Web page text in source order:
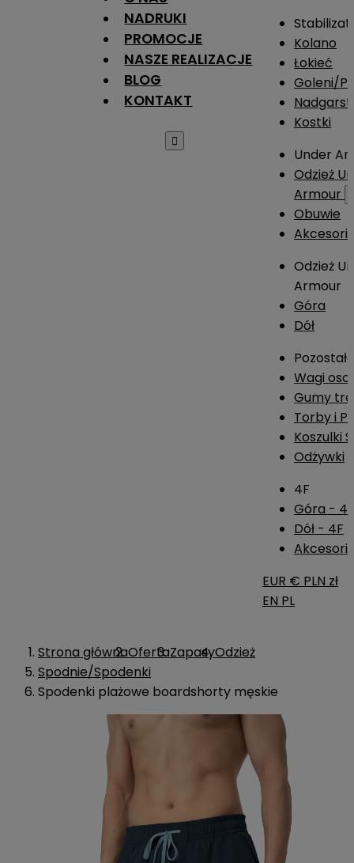
NADRUKI
PROMOCJE
NASZE REALIZACJE
BLOG
KONTAKT

Kolano
Łokieć
Goleni/
Kostki
Under
Odzież
Armour
Obuwie
Odzież
Armour
Góra
Dół
Wagi
Gumy
Torby i
Koszulki
Odżywki
4F
Góra -
Dół - 4F
EUR € PLN zł
EN PL
Strona głównaOfertaZapasyOdzież
Spodnie/Spodenki
Spodenki plażowe boardshorty męskie